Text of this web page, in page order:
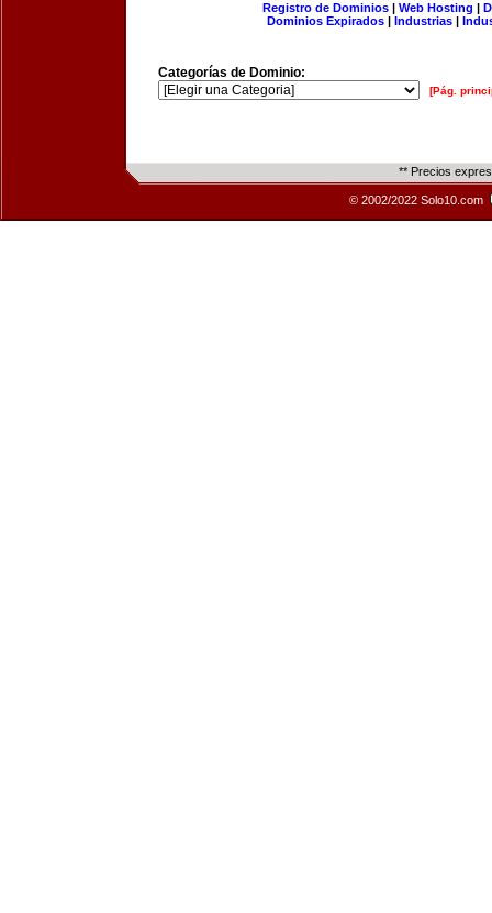
Registro de Dominios| Web Hosting |
Dominios Expirados | Industrias |
Categorías de Dominio:
[Pág.
** Precios
© 2002/2022 Solo10.com